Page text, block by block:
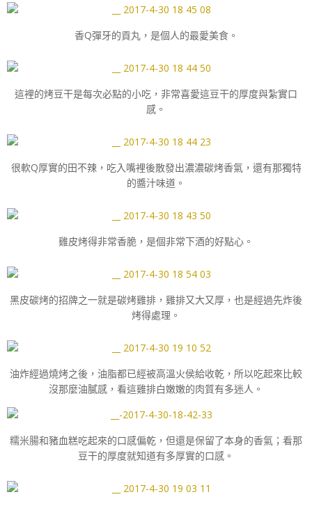
香Q彈牙的貢丸，是個人的最愛美食。
這裡的烤豆干是每次必點的小吃，非常喜愛這豆干的厚度與紮實口
感。
很軟Q厚實的田不辣，吃入嘴裡後散發出濃濃碳烤香氣，還有那獨特
的醬汁味道。
雞皮烤得非常香脆，是個非常下酒的好點心。
黑皮碳烤的招牌之一就是碳烤雞排，雞排又大又厚，也是經過先炸後
烤得處理。
油炸經過燒烤之後，油脂都已經被高溫火侯給收乾，所以吃起來比較
沒那麼油膩感，看這雞排白嫩嫩的肉質有多迷人。
糯米腸和豬血糕吃起來的口感偏乾，但還是保留了本身的香氣；看那
豆干的厚度就知道有多厚實的口感。